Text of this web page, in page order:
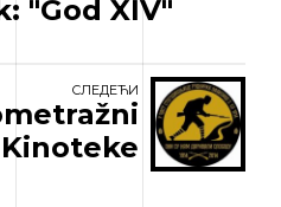
"God XIV"
СЛЕДЕЋИ